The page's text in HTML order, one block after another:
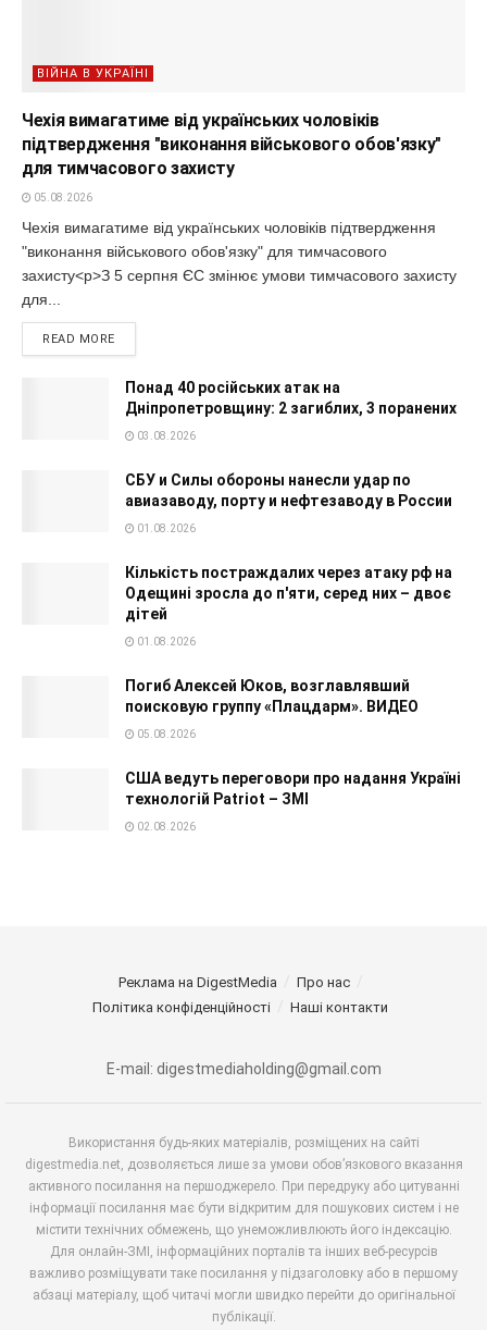
ВІЙНА В УКРАЇНІ
Чехія вимагатиме від українських чоловіків
підтвердження "виконання військового обов'язку"
для тимчасового захисту
05.08.2026
Чехія вимагатиме від українських чоловіків підтвердження
"виконання військового обов'язку" для тимчасового
захисту<p>З 5 серпня ЄС змінює умови тимчасового захисту
для...
READ MORE
Понад 40 російських атак на
Дніпропетровщину: 2 загиблих, 3 поранених
03.08.2026
СБУ и Силы обороны нанесли удар по
авиазаводу, порту и нефтезаводу в России
01.08.2026
Кількість постраждалих через атаку рф на
Одещині зросла до п'яти, серед них – двоє
дітей
01.08.2026
Погиб Алексей Юков, возглавлявший
поисковую группу «Плацдарм». ВИДЕО
05.08.2026
США ведуть переговори про надання Україні
технологій Patriot – ЗМІ
02.08.2026
Реклама на DigestMedia
Про нас
Політика конфіденційності
Наші контакти
E-mail: digestmediaholding@gmail.com
Використання будь-яких матеріалів, розміщених на сайті
digestmedia.net, дозволяється лише за умови обов’язкового вказання
активного посилання на першоджерело. При передруку або цитуванні
інформації посилання має бути відкритим для пошукових систем і не
містити технічних обмежень, що унеможливлюють його індексацію.
Для онлайн-ЗМІ, інформаційних порталів та інших веб-ресурсів
важливо розміщувати таке посилання у підзаголовку або в першому
абзаці матеріалу, щоб читачі могли швидко перейти до оригінальної
публікації.